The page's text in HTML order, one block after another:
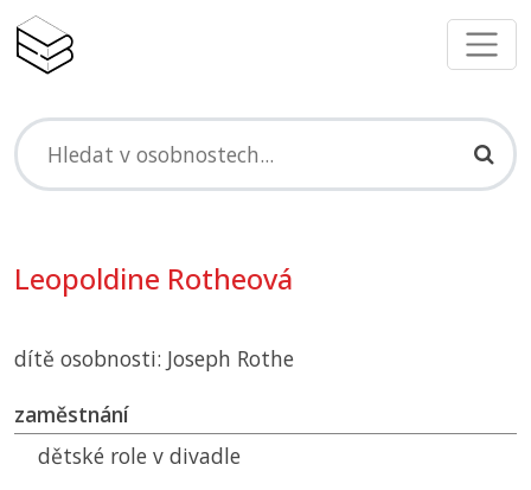
Leopoldine Rotheová
dítě osobnosti: Joseph Rothe
zaměstnání
dětské role v divadle